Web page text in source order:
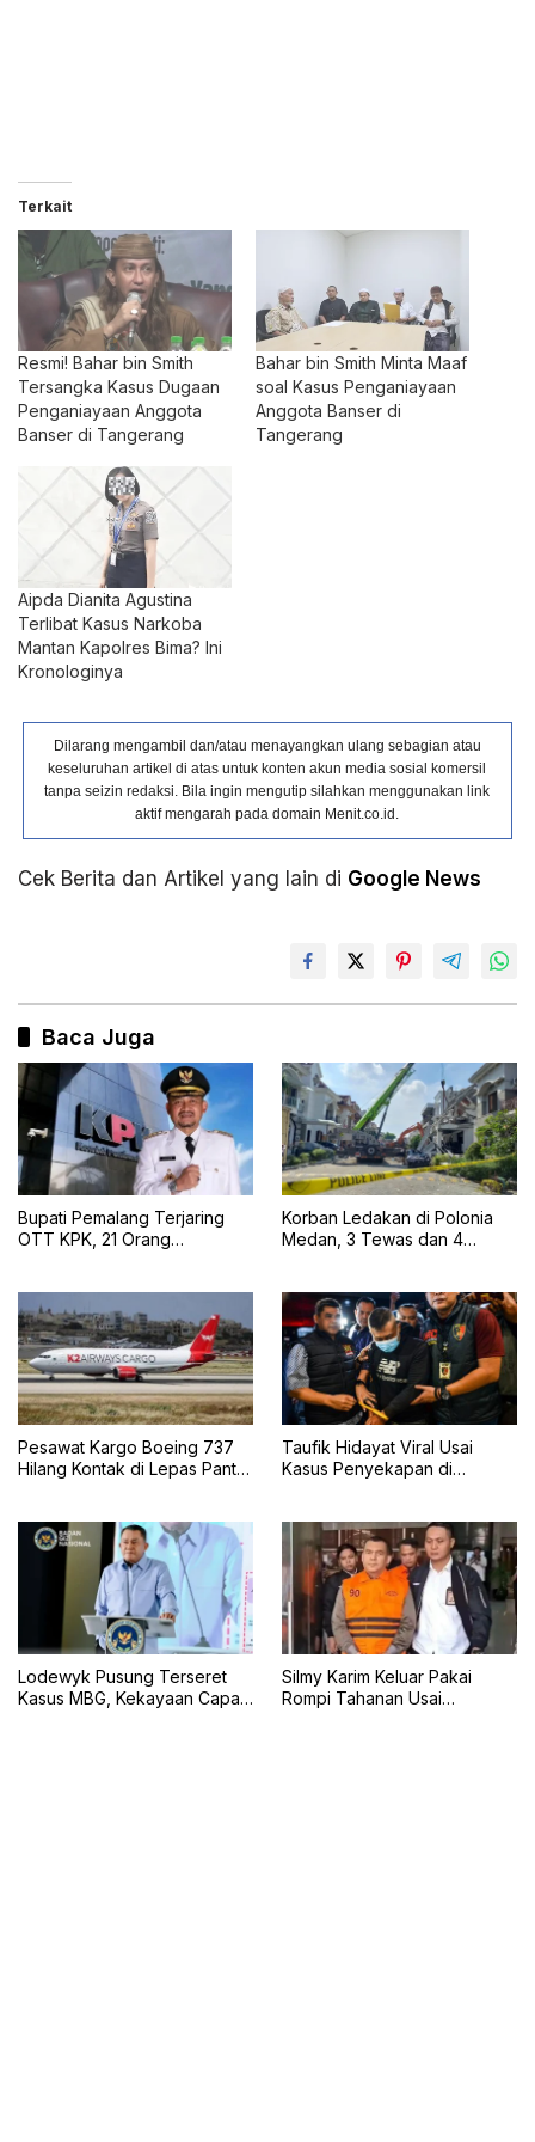
Terkait
Resmi! Bahar bin Smith
Tersangka Kasus Dugaan
Penganiayaan Anggota
Banser di Tangerang
Bahar bin Smith Minta Maaf
soal Kasus Penganiayaan
Anggota Banser di
Tangerang
Aipda Dianita Agustina
Terlibat Kasus Narkoba
Mantan Kapolres Bima? Ini
Kronologinya
Dilarang mengambil dan/atau menayangkan ulang sebagian atau
keseluruhan artikel di atas untuk konten akun media sosial komersil
tanpa seizin redaksi. Bila ingin mengutip silahkan menggunakan link
aktif mengarah pada domain Menit.co.id.
Cek Berita dan Artikel yang lain di Google News
Baca Juga
Bupati Pemalang Terjaring
OTT KPK, 21 Orang
Korban Ledakan di Polonia
Medan, 3 Tewas dan 4
Pesawat Kargo Boeing 737
Hilang Kontak di Lepas Pantai
Taufik Hidayat Viral Usai
Kasus Penyekapan di
Lodewyk Pusung Terseret
Kasus MBG, Kekayaan Capai
Silmy Karim Keluar Pakai
Rompi Tahanan Usai